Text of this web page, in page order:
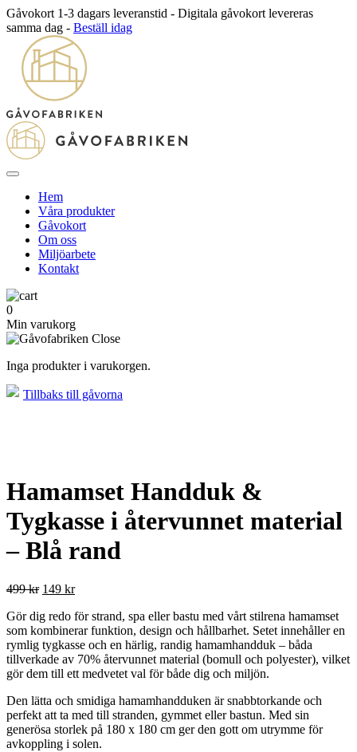
Gåvokort 1-3 dagars leveranstid - Digitala gåvokort levereras
samma dag - Beställ idag
Hem
Våra produkter
Gåvokort
Om oss
Miljöarbete
Kontakt
0
Min varukorg
Inga produkter i varukorgen.
Tillbaks till gåvorna
Hamamset Handduk &
Tygkasse i återvunnet material
– Blå rand
499kr 149 kr
Gör dig redo för strand, spa eller bastu med vårt stilrena hamamset
som kombinerar funktion, design och hållbarhet. Setet innehåller en
rymlig tygkasse och en härlig, randig hamamhandduk – båda
tillverkade av 70% återvunnet material (bomull och polyester), vilket
gör dem till ett medvetet val för både dig och miljön.
Den lätta och smidiga hamamhandduken är snabbtorkande och
perfekt att ta med till stranden, gymmet eller bastun. Med sin
generösa storlek på 180 x 180 cm ger den gott om utrymme för
avkoppling i solen.